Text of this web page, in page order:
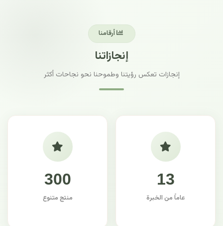
أرقامنا
إنجازاتنا
إنجازات تعكس رؤيتنا وطموحنا نحو نجاحات أكثر
13
عاماً من الخبرة
300
منتج متنوع